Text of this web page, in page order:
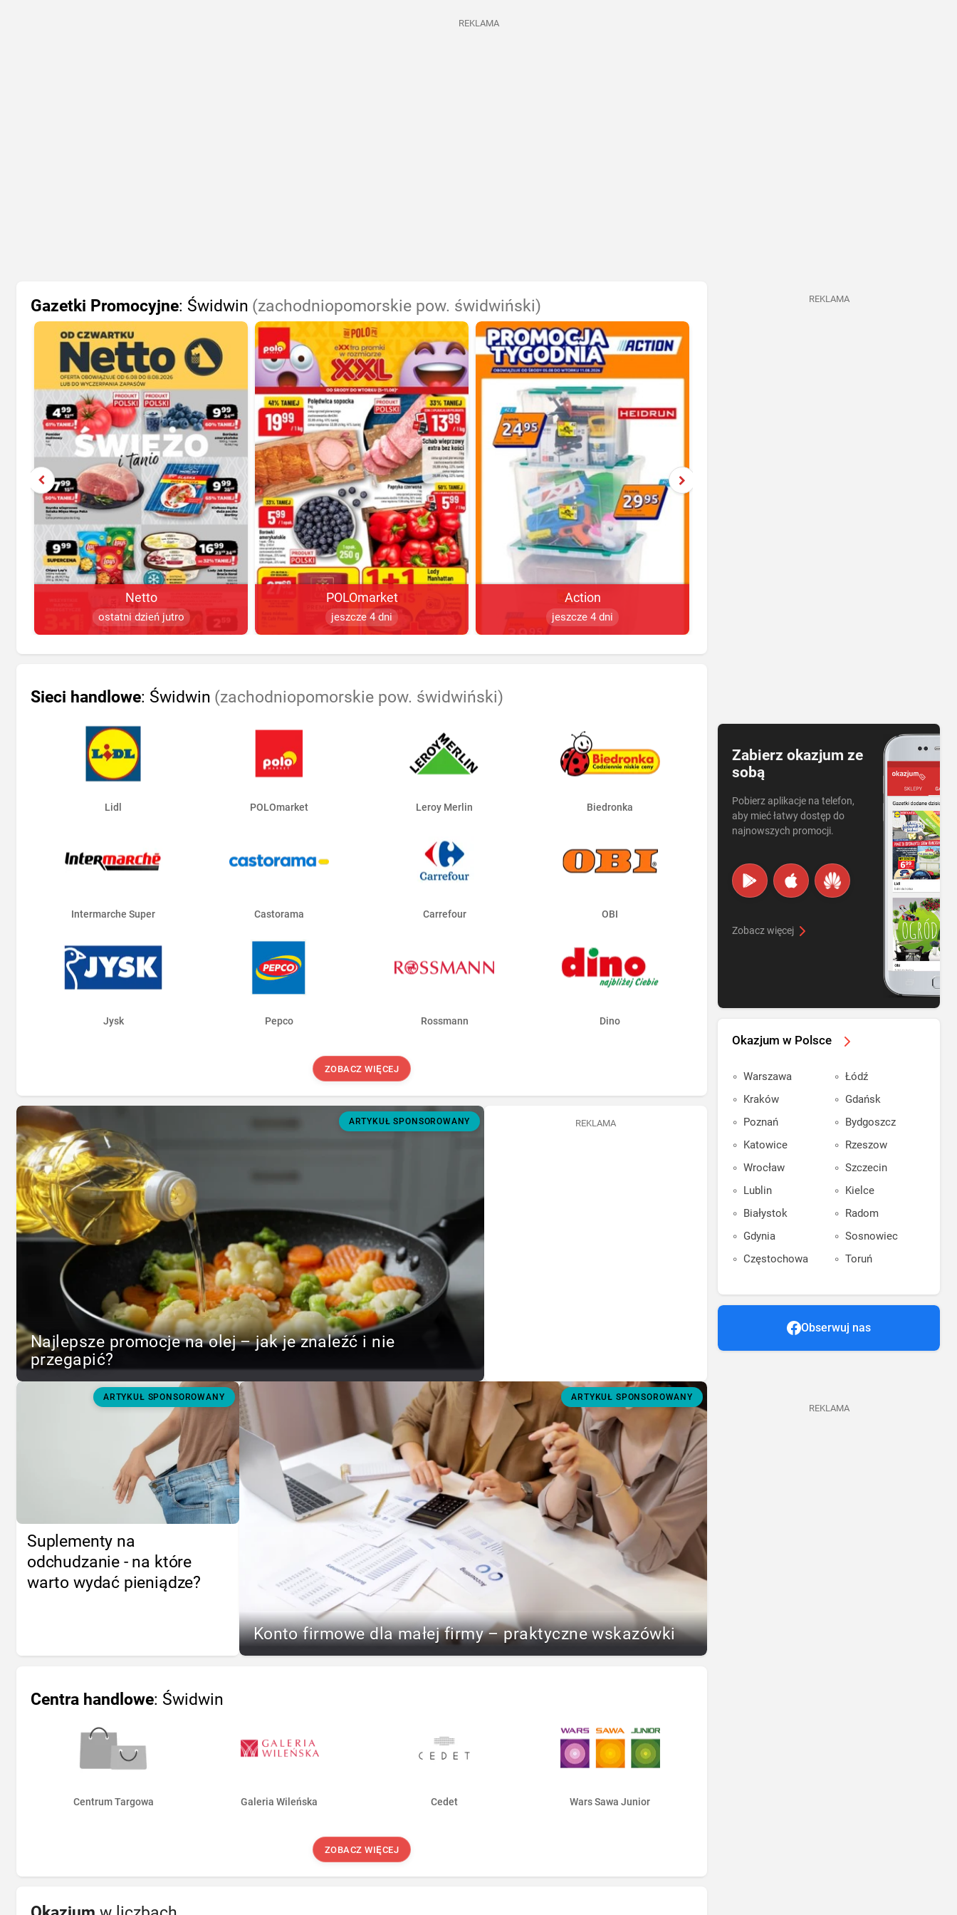
REKLAMA
Gazetki Promocyjne: Świdwin (zachodniopomorskie pow. świdwiński)
Netto
ostatni dzień jutro
POLOmarket
jeszcze 4 dni
Action
jeszcze 4 dni
Sieci handlowe: Świdwin (zachodniopomorskie pow. świdwiński)
Lidl POLOmarket Leroy Merlin Biedronka
Intermarche Super Castorama Carrefour OBI
Jysk Pepco Rossmann Dino
ZOBACZ WIĘCEJ
ARTYKUŁ SPONSOROWANY
Najlepsze promocje na olej – jak je znaleźć i nie
przegapić?
REKLAMA
ARTYKUŁ SPONSOROWANY
Suplementy na
odchudzanie - na które
warto wydać pieniądze?
ARTYKUŁ SPONSOROWANY
Konto firmowe dla małej firmy – praktyczne wskazówki
Centra handlowe: Świdwin
Centrum Targowa Galeria Wileńska Cedet Wars Sawa Junior
ZOBACZ WIĘCEJ
REKLAMA
Zabierz okazjum ze
sobą
Pobierz aplikacje na telefon,
aby mieć łatwy dostęp do
najnowszych promocji.
Zobacz więcej
Okazjum w Polsce
Warszawa
Kraków
Poznań
Katowice
Wrocław
Lublin
Białystok
Gdynia
Częstochowa
Łódź
Gdańsk
Bydgoszcz
Rzeszow
Szczecin
Kielce
Radom
Sosnowiec
Toruń
Obserwuj nas
REKLAMA